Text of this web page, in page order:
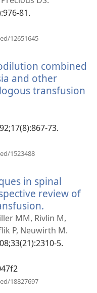
81.
12651645
창
열
기)
combined
and other
transfusion
73.
1523488
창
열
기)
in spinal
review of
로
운
창
MM, Rivlin M,
P, Neuwirth M.
5.
18827697